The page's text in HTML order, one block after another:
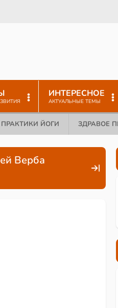
ИНТЕРЕСНОЕ
АКТУАЛЬНЫЕ ТЕМЫ
ПРАКТИКИ ЙОГИ ЗДРАВОЕ
Верба